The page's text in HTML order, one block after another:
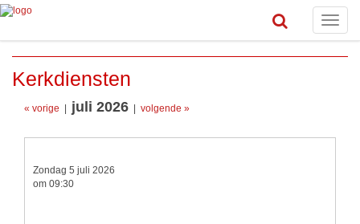
Toggle
Kerkdiensten
« vorige juli 2026 volgende »
Zondag 5 juli 2026
om 09:30